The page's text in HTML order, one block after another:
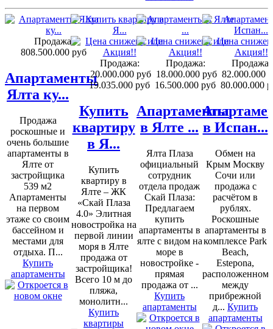
Продажа:
808.500.000 руб
Апартаменты
Ялта ку...
Продажа
роскошные и
очень большие
апартаменты в
Ялте от
застройщика
539 м2
Апартаменты
на первом
этаже со своим
бассейном и
местами для
отдыха. П...
Купить
апартаменты
Продажа:
20.000.000 руб
19.035.000 руб
Купить
квартиру
в Я...
Купить
квартиру в
Ялте – ЖК
«Скай Плаза
4.0» Элитная
новостройка на
первой линии
моря в Ялте
продажа от
застройщика!
Всего 10 м до
пляжа,
монолитн...
Купить
квартиры
Продажа:
18.000.000 руб
16.500.000 руб
Апартаменты
в Ялте ...
Ялта Плаза
официальный
сотрудник
отдела продаж
Скай Плаза:
Предлагаем
купить
апартаменты в
ялте с видом на
море в
новостройке -
прямая
продажа от ...
Купить
апартаменты
Продажа:
82.000.000
80.000.000
в Испан...
Обмен на
Крым Москву
Сочи или
продажа с
расчётом в
рублях.
Роскошные
апартаменты в
комплексе Park
Beach,
Estepona,
расположенном
между
прибрежной
д... Купить
апартаменты